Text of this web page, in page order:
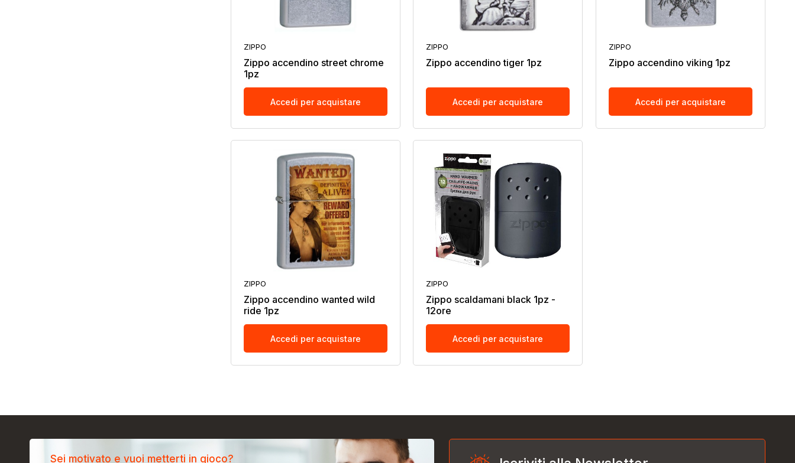
ZIPPO
Zippo accendino street chrome
1pz
Accedi per acquistare
ZIPPO
Zippo accendino tiger 1pz
Accedi per acquistare
ZIPPO
Zippo accendino viking 1pz
Accedi per acquistare
ZIPPO
Zippo accendino wanted wild
ride 1pz
Accedi per acquistare
ZIPPO
Zippo scaldamani black 1pz -
12ore
Accedi per acquistare
Sei motivato e vuoi metterti in gioco?